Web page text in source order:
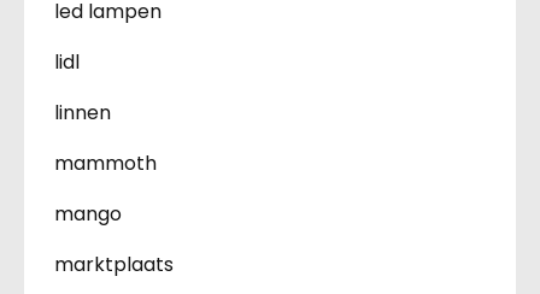
led lampen
lidl
linnen
mammoth
mango
marktplaats